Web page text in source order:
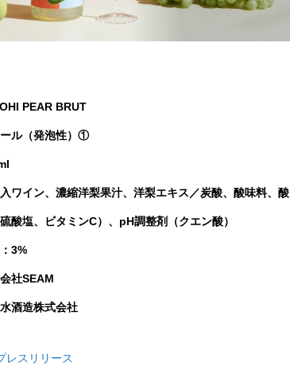
PEAR BRUT
ル（発泡性）①
ワイン、濃縮洋梨果汁、洋梨エキス／炭酸、酸味料、酸
酸塩、ビタミンC）、pH調整剤（クエン酸）
3%
社SEAM
酒造株式会社
レスリリース